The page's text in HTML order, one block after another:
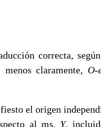
correcta,
menos claramente,
el origen
al ms. Y,